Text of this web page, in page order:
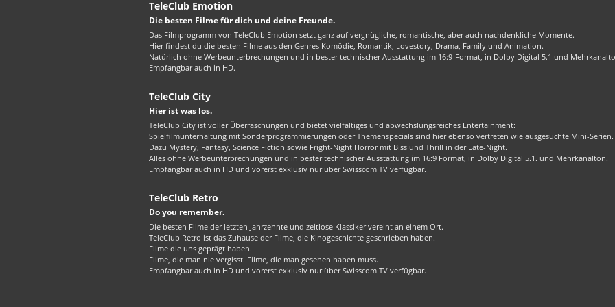
TeleClub Emotion
Die besten Filme für dich und deine Freunde.
Das Filmprogramm von TeleClub Emotion setzt ganz auf vergnügliche, romantische, aber auch nachdenkliche Momente.
Hier findest du die besten Filme aus den Genres Komödie, Romantik, Lovestory, Drama, Family und Animation.
Natürlich ohne Werbeunterbrechungen und in bester technischer Ausstattung im 16:9-Format, in Dolby Digital 5.1 und
Empfangbar auch in HD.
TeleClub City
Hier ist was los.
TeleClub City ist voller Überraschungen und bietet vielfältiges und abwechslungsreiches Entertainment:
Spielfilmunterhaltung mit Sonderprogrammierungen oder Themenspecials sind hier ebenso vertreten wie ausgesuchte Mini-Serien.
Dazu Mystery, Fantasy, Science Fiction sowie Fright-Night Horror mit Biss und Thrill in der Late-Night.
Alles ohne Werbeunterbrechungen und in bester technischer Ausstattung im 16:9 Format, in Dolby Digital 5.1. und Mehrkanalton.
Empfangbar auch in HD und vorerst exklusiv nur über Swisscom TV verfügbar.
TeleClub Retro
Do you remember.
Die besten Filme der letzten Jahrzehnte und zeitlose Klassiker vereint an einem Ort.
TeleClub Retro ist das Zuhause der Filme, die Kinogeschichte geschrieben haben.
Filme die uns geprägt haben.
Filme, die man nie vergisst. Filme, die man gesehen haben muss.
Empfangbar auch in HD und vorerst exklusiv nur über Swisscom TV verfügbar.